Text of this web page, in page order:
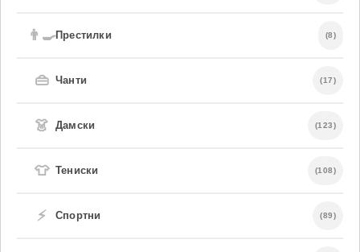
👨‍🍳Престилки (8)
👜 Чанти (17)
👗 Дамски (123)
👕 Тениски (108)
⚡ Спортни (89)